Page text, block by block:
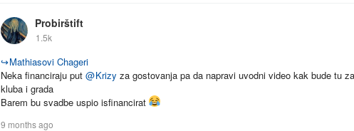
Probirštift
1.5k
↪Mathiasovi Chageri
Neka financiraju put @Krizy za gostovanja pa da napravi uvodni video kak bude tu
kluba i grada
Barem bu svadbe uspio isfinancirat
9 months ago